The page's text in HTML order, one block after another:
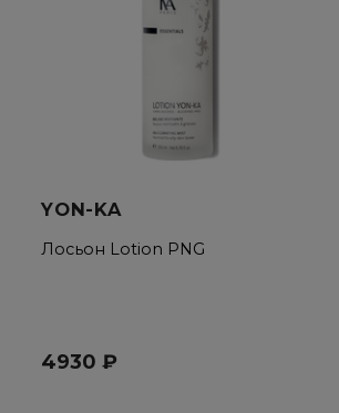
YON-KA
Лосьон Lotion PNG
4930 ₽